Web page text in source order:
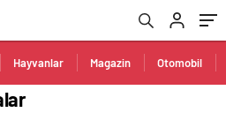
Hayvanlar Magazin Otomobil